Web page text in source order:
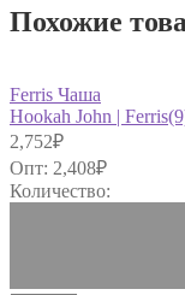
Похожие
Ferris Чаша
Hookah John |
2,752₽
Опт: 2,408₽
Количество: